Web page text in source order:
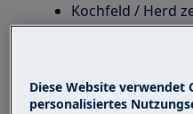
Kochfeld / Herd
Gibt an, dass die
Abhilfe:
Diese Website verwendet
personalisiertes